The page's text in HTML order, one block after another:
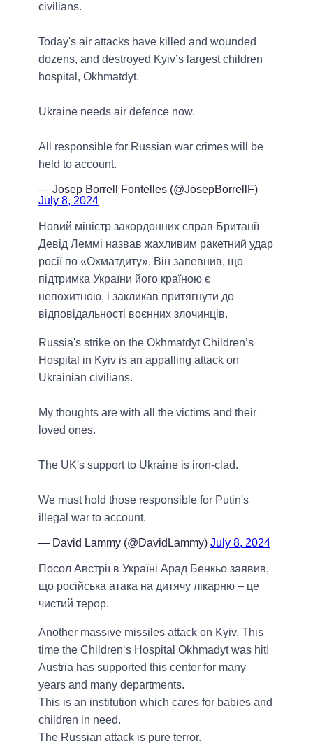
civilians.
Today's air attacks have killed and wounded
dozens, and destroyed Kyiv’s largest children
hospital, Okhmatdyt.
Ukraine needs air defence now.
All responsible for Russian war crimes will be
held to account.
— Josep Borrell Fontelles (@JosepBorrellF)
July 8, 2024
Новий міністр закордонних справ Британії
Девід Леммі назвав жахливим ракетний удар
росії по «Охматдиту». Він запевнив, що
підтримка України його країною є
непохитною, і закликав притягнути до
відповідальності воєнних злочинців.
Russia's strike on the Okhmatdyt Children’s
Hospital in Kyiv is an appalling attack on
Ukrainian civilians.
My thoughts are with all the victims and their
loved ones.
The UK's support to Ukraine is iron-clad.
We must hold those responsible for Putin's
illegal war to account.
— David Lammy (@DavidLammy) July 8, 2024
Посол Австрії в Україні Арад Бенкьо заявив,
що російська атака на дитячу лікарню – це
чистий терор.
Another massive missiles attack on Kyiv. This
time the Children‘s Hospital Okhmadyt was hit!
Austria has supported this center for many
years and many departments.
This is an institution which cares for babies and
children in need.
The Russian attack is pure terror.